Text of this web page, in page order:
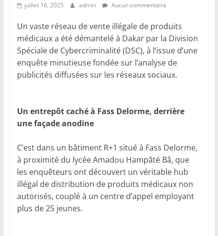
juillet 16, 2025 admin Aucun commentaire
Un vaste réseau de vente illégale de produits
médicaux a été démantelé à Dakar par la Division
Spéciale de Cybercriminalité (DSC), à l’issue d’une
enquête minutieuse fondée sur l’analyse de
publicités diffusées sur les réseaux sociaux.
Un entrepôt caché à Fass Delorme, derrière
une façade anodine
C’est dans un bâtiment R+1 situé à Fass Delorme,
à proximité du lycée Amadou Hampâté Bâ, que
les enquêteurs ont découvert un véritable hub
illégal de distribution de produits médicaux non
autorisés, couplé à un centre d’appel employant
plus de 25 jeunes.